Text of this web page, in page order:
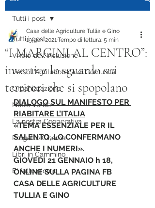
Tutti i post
Vivaio dell'Inclusione
Verso l'Agriludoteca di Comunità
Organizzazione
Notte Verde
La nostra Cooperativa
Progetto Cinema
Libri in Cammino
E' fatto giorno
Tutti i post
“I MARGINI AL CENTRO”:
invertire lo sguardo sui
territori che si spopolano
Casa delle Agriculture Tullia e Gino
19 gen 2021Tempo di lettura: 5 min
DIALOGO SUL MANIFESTO PER
RIABITARE L’ITALIA
«TEMA ESSENZIALE PER IL
SALENTO, LO CONFERMANO
ANCHE I NUMERI».
GIOVEDÌ 21 GENNAIO h 18,
ONLINE SULLA PAGINA FB
CASA DELLE AGRICULTURE
TULLIA E GINO